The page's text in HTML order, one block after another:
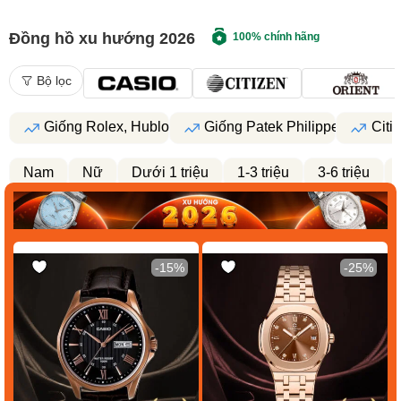
Đồng hồ xu hướng 2026 100% chính hãng
Bộ lọc
Giống Rolex, Hublot Giống Patek Philippe
Nam Nữ Dưới 1 triệu 1-3 triệu 3-6 triệu
-15% -25%